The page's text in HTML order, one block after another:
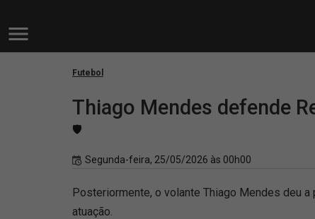
Futebol
Thiago Mendes defende
🛡️
Segunda-feira, 25/05/2026 às 00h00
Posteriormente, o volante Thiago Mendes deu
atuação.